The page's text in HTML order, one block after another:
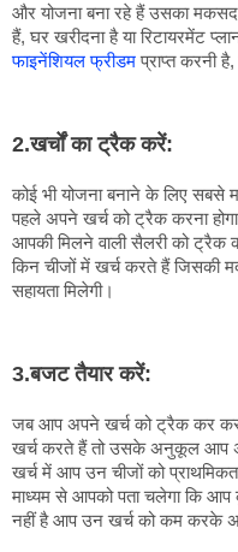
और योजना बना रहे हैं उसका मकसद
फाइनेंशियल फ्रीडम प्राप्त करनी
2.खर्चों का ट्रैक करें:
कोई भी योजना बनाने के लिए सबसे
पहले अपने खर्च को ट्रैक करना
आपकी मिलने वाली सैलरी को ट्रैक
किन चीजों में खर्च करते हैं जिसकी
सहायता मिलेगी।
3.बजट तैयार करें:
जब आप अपने खर्च को ट्रैक कर कर
खर्च करते हैं तो उसके अनुकूल आप
खर्च में आप उन चीजों को
माध्यम से आपको पता चलेगा कि
नहीं है आप उन खर्च को कम करके